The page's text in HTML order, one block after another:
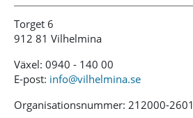
Torget 6
912 81 Vilhelmina
Växel: 0940 - 140 00
E-post: info@vilhelmina.se
Organisationsnummer: 212000-2601